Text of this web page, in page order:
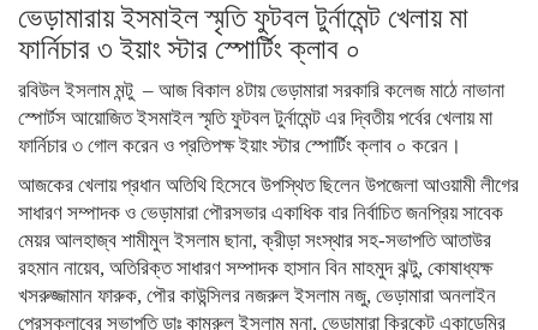
ভেড়ামারায় ইসমাইল স্মৃতি ফুটবল টুর্নামেন্ট খেলায় মা
ফার্নিচার ৩ ইয়াং স্টার স্পোর্টিং ক্লাব ০
রবিউল ইসলাম মন্টু – আজ বিকাল ৪টায় ভেড়ামারা সরকারি কলেজ মাঠে নাভানা
স্পোর্টস আয়োজিত ইসমাইল স্মৃতি ফুটবল টুর্নামেন্ট এর দ্বিতীয় পর্বের খেলায় মা
ফার্নিচার ৩ গোল করেন ও প্রতিপক্ষ ইয়াং স্টার স্পোর্টিং ক্লাব ০ করেন।
আজকের খেলায় প্রধান অতিথি হিসেবে উপস্থিত ছিলেন উপজেলা আওয়ামী লীগের
সাধারণ সম্পাদক ও ভেড়ামারা পৌরসভার একাধিক বার নির্বাচিত জনপ্রিয় সাবেক
মেয়র আলহাজ্ব শামীমুল ইসলাম ছানা, ক্রীড়া সংস্থার সহ-সভাপতি আতাউর
রহমান নায়েব, অতিরিক্ত সাধারণ সম্পাদক হাসান বিন মাহমুদ ঝন্টু, কোষাধ্যক্ষ
খসরুজ্জামান ফারুক, পৌর কাউন্সিলর নজরুল ইসলাম নজু, ভেড়ামারা অনলাইন
প্রেসক্লাবের সভাপতি ডাঃ কামরুল ইসলাম মনা, ভেড়ামারা ক্রিকেট একাডেমির